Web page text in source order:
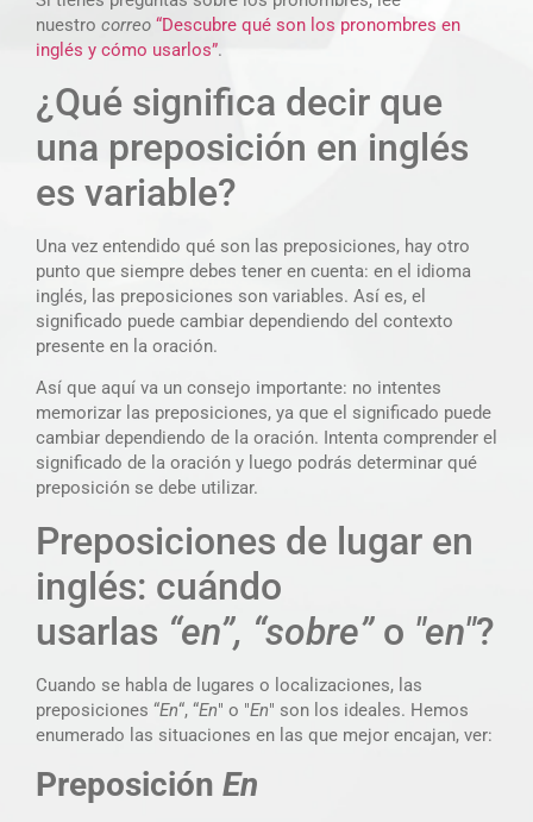
nuestro correo “Descubre qué son los pronombres en
inglés y cómo usarlos”.
¿Qué significa decir que
una preposición en inglés
es variable?
Una vez entendido qué son las preposiciones, hay otro
punto que siempre debes tener en cuenta: en el idioma
inglés, las preposiciones son variables. Así es, el
significado puede cambiar dependiendo del contexto
presente en la oración.
Así que aquí va un consejo importante: no intentes
memorizar las preposiciones, ya que el significado puede
cambiar dependiendo de la oración. Intenta comprender el
significado de la oración y luego podrás determinar qué
preposición se debe utilizar.
Preposiciones de lugar en
inglés: cuándo
usarlas “en”, “sobre” o "en"?
Cuando se habla de lugares o localizaciones, las
preposiciones “En“, “En" o "En" son los ideales. Hemos
enumerado las situaciones en las que mejor encajan, ver:
Preposición En